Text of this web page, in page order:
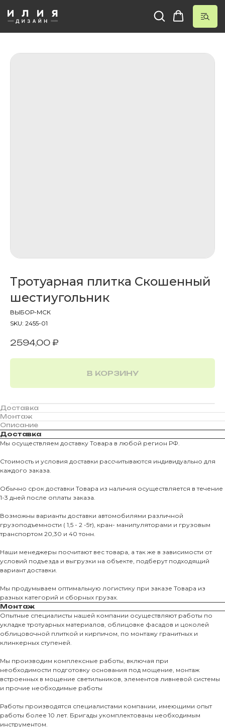
Тротуарная плитка Скошенный
шестиугольник
ВЫБОР-МСК
SKU: 2455-01
2594,00 ₽
В КОРЗИНУ
Доставка
Монтаж
Описание
Доставка
Мы осуществляем доставку Товара в любой регион РФ.
Стоимость и условия доставки рассчитываются индивидуально для
каждого заказа.
Обычно срок доставки Товара из наличия осуществляется в течение
1-3 дней после оплаты заказа.
Возможны варианты доставки автомобилями различной
грузоподъемности ( 1,5 - 2 -5т), кран- манипуляторами и грузовым
транспортом 20,30 и 40 тонн.
Наши менеджеры посчитают вес товара, а так же в зависимости от
условий подъезда и выгрузки на объекте, подберут подходящий
вариант доставки.
Мы продумываем оптимальную логистику при заказе Товара из
разных категорий и сборных грузах.
Монтаж
Опытные специалисты нашей компании осуществляют работы по
укладке тротуарных материалов, облицовке фасадов и цоколей
облицовочной плиткой и кирпичом, по монтажу гранитных и
клинкерных ступеней.
Мы производим комплексные работы, включая при
необходимости подготовку основания под мощение, монтаж
встроенных в мощение светильников, элементов ливневой системы
и прочие необходимые работы
Работы производятся специалистами компании, имеющими опыт
работы более 10 лет. Бригады укомплектованы необходимым
инструментом.
О КОМПАНИИ
Фасадные